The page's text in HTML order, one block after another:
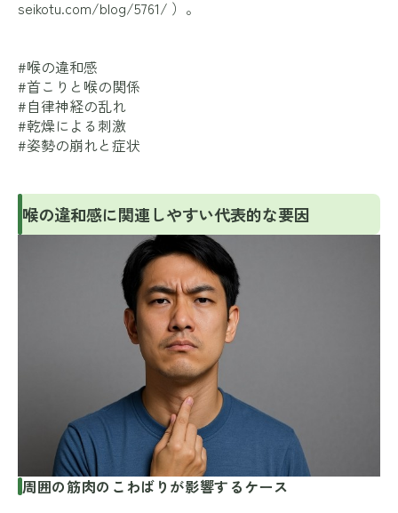
seikotu.com/blog/5761/ ）。
#喉の違和感
#首こりと喉の関係
#自律神経の乱れ
#乾燥による刺激
#姿勢の崩れと症状
喉の違和感に関連しやすい代表的な要因
周囲の筋肉のこわばりが影響するケース